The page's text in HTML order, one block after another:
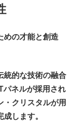
めの才能と創造
統的な技術の融合
パネルが採用され
・クリスタルが用
します。